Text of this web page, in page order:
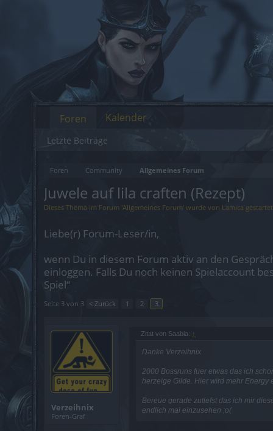
Foren Community Allgemeines Forum
Juwele auf lila craften (Rezept)
Dieses Thema im Forum 'Allgemeines Forum' wurde von Lamica
Liebe(r) Forum-Leser/in,
wenn Du in diesem Forum aktiv an den
einloggen. Falls Du noch keinen Spielaccount
Spiel“
Seite 3 von 3 < Zurück 1 2 3
Verzeihnix
Foren-Graf
Zitat von Saabia: ↑
Danke Verzeihnix
2000 Bossruns fuer etwas das ich
herzeige Gilde. Hier wird mehr Energy
Bereue gerade zutiefst das ich mir
endlich mal einzusehen ;o(
Foren
Letzte Beiträge
Kalender